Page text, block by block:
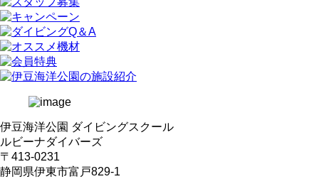
伊豆海洋公園 ダイビングスクール
ルビーナダイバーズ
〒413-0231
静岡県伊東市富戸829-1